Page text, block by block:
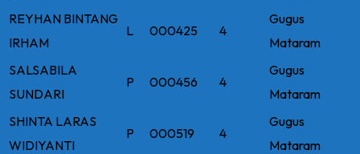
REYHAN BINTANG
IRHAM
L 000425 4
Gugus
Mataram
SALSABILA
SUNDARI
P 000456 4
Gugus
Mataram
SHINTA LARAS
WIDIYANTI
P 000519 4
Gugus
Mataram